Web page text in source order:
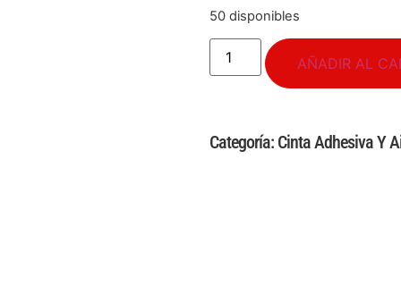
50 disponibles
AÑADIR AL
Categoría: Cinta Adhesiva Y